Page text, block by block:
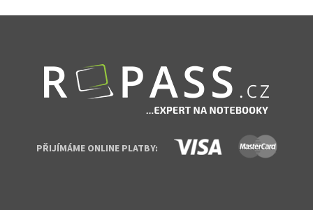
PŘIJÍMÁME ONLINE PLATBY: